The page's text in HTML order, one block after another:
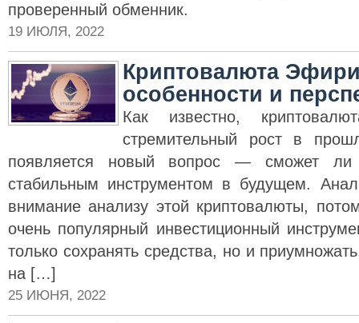
проверенный обменник.
19 ИЮЛЯ, 2022
Криптовалюта
особенности и
Как известно,
стремительный рост в
появляется новый вопрос — сможет ли
стабильным инструментом в будущем.
внимание анализу этой криптовалюты,
очень популярный инвестиционный
только сохранять средства, но и
на […]
25 ИЮНЯ, 2022